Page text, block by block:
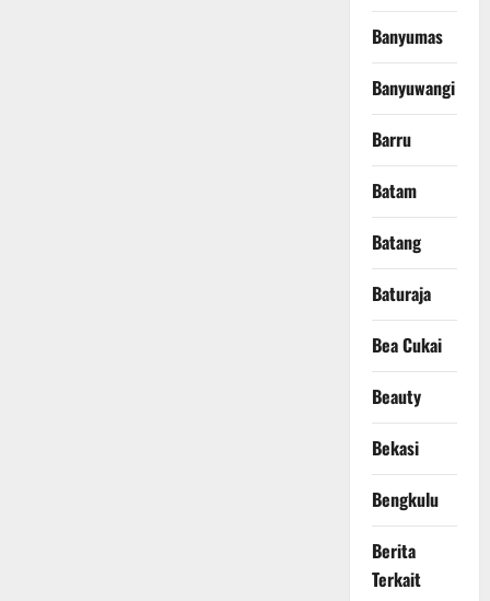
Banyumas
Banyuwangi
Barru
Batam
Batang
Baturaja
Bea Cukai
Beauty
Bekasi
Bengkulu
Berita
Terkait